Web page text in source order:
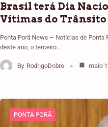
Brasil terá Dia
Vítimas do Trânsito
Ponta Porã News – Notícias de Ponta
deste ano, o terceiro…
By RodrigoDobre maio
PONTA PORÃ